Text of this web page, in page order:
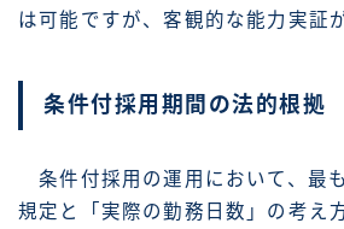
は可能ですが、客観的な能力実証
条件付採用期間の法的根拠
条件付採用の運用において、最
規定と「実際の勤務日数」の考え